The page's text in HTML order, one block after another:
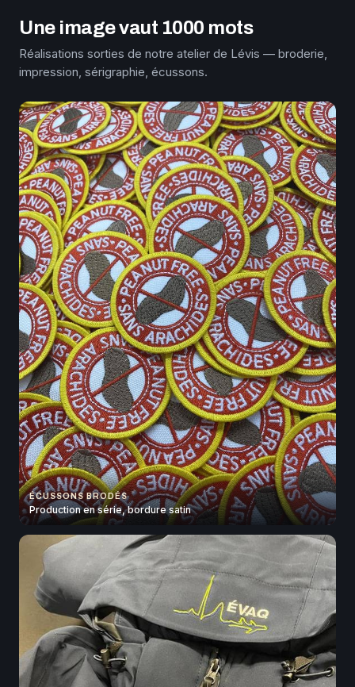
Une image vaut 1000 mots
Réalisations sorties de notre atelier de Lévis — broderie,
impression, sérigraphie, écussons.
ÉCUSSONS BRODÉS
Production en série, bordure satin